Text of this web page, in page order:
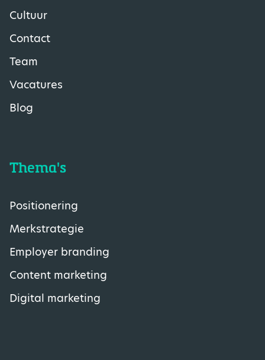
Cultuur
Contact
Team
Vacatures
Blog
Thema's
Positionering
Merkstrategie
Employer branding
Content marketing
Digital marketing